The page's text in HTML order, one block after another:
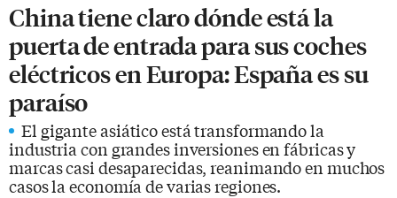
China tiene claro dónde está la
puerta de entrada para sus coches
eléctricos en Europa: España es su
paraíso
El gigante asiático está transformando la
industria con grandes inversiones en fábricas y
marcas casi desaparecidas, reanimando en muchos
casos la economía de varias regiones.